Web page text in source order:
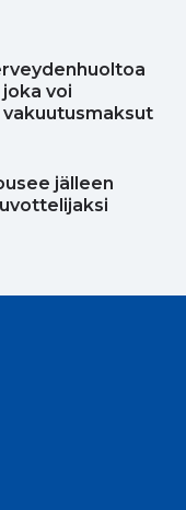
voi
jälleen